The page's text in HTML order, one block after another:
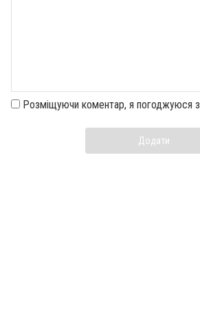
Розміщуючи коментар, я погоджуюся з
Додати